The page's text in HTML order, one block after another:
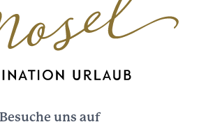
Besuche uns auf